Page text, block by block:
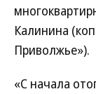
Калинина
Приволжье»).
«С начала